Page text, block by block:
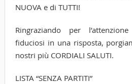
NUOVA e di TUTTI!
Ringraziando per
fiduciosi in una risposta,
nostri più CORDIALI SALUTI.
LISTA “SENZA PARTITI”